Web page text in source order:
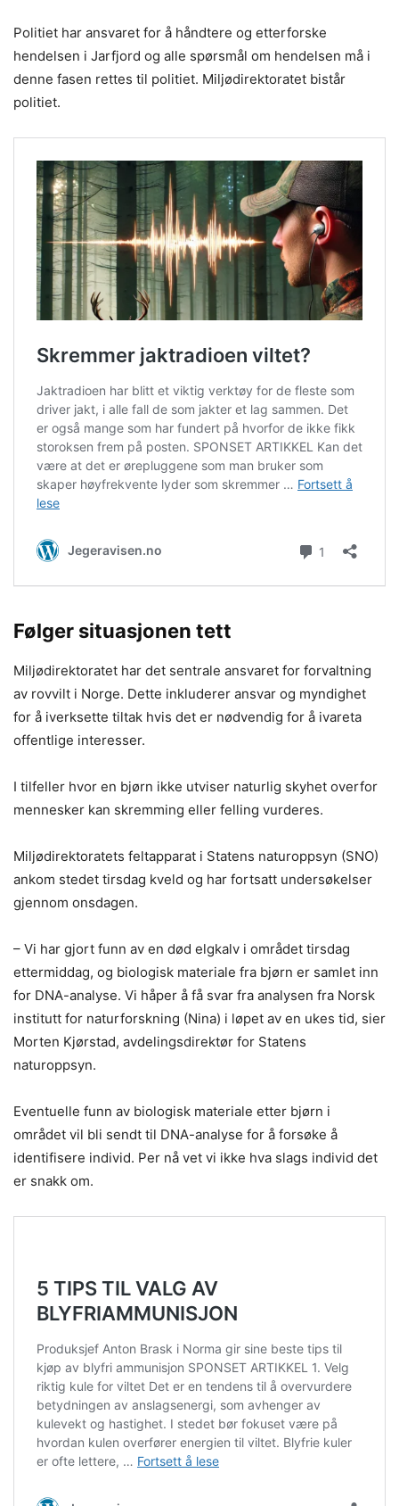
Politiet har ansvaret for å håndtere og etterforske
hendelsen i Jarfjord og alle spørsmål om hendelsen må i
denne fasen rettes til politiet. Miljødirektoratet bistår
politiet.
Følger situasjonen tett
Miljødirektoratet har det sentrale ansvaret for forvaltning
av rovvilt i Norge. Dette inkluderer ansvar og myndighet
for å iverksette tiltak hvis det er nødvendig for å ivareta
offentlige interesser.
I tilfeller hvor en bjørn ikke utviser naturlig skyhet overfor
mennesker kan skremming eller felling vurderes.
Miljødirektoratets feltapparat i Statens naturoppsyn (SNO)
ankom stedet tirsdag kveld og har fortsatt undersøkelser
gjennom onsdagen.
– Vi har gjort funn av en død elgkalv i området tirsdag
ettermiddag, og biologisk materiale fra bjørn er samlet inn
for DNA-analyse. Vi håper å få svar fra analysen fra Norsk
institutt for naturforskning (Nina) i løpet av en ukes tid, sier
Morten Kjørstad, avdelingsdirektør for Statens
naturoppsyn.
Eventuelle funn av biologisk materiale etter bjørn i
området vil bli sendt til DNA-analyse for å forsøke å
identifisere individ. Per nå vet vi ikke hva slags individ det
er snakk om.